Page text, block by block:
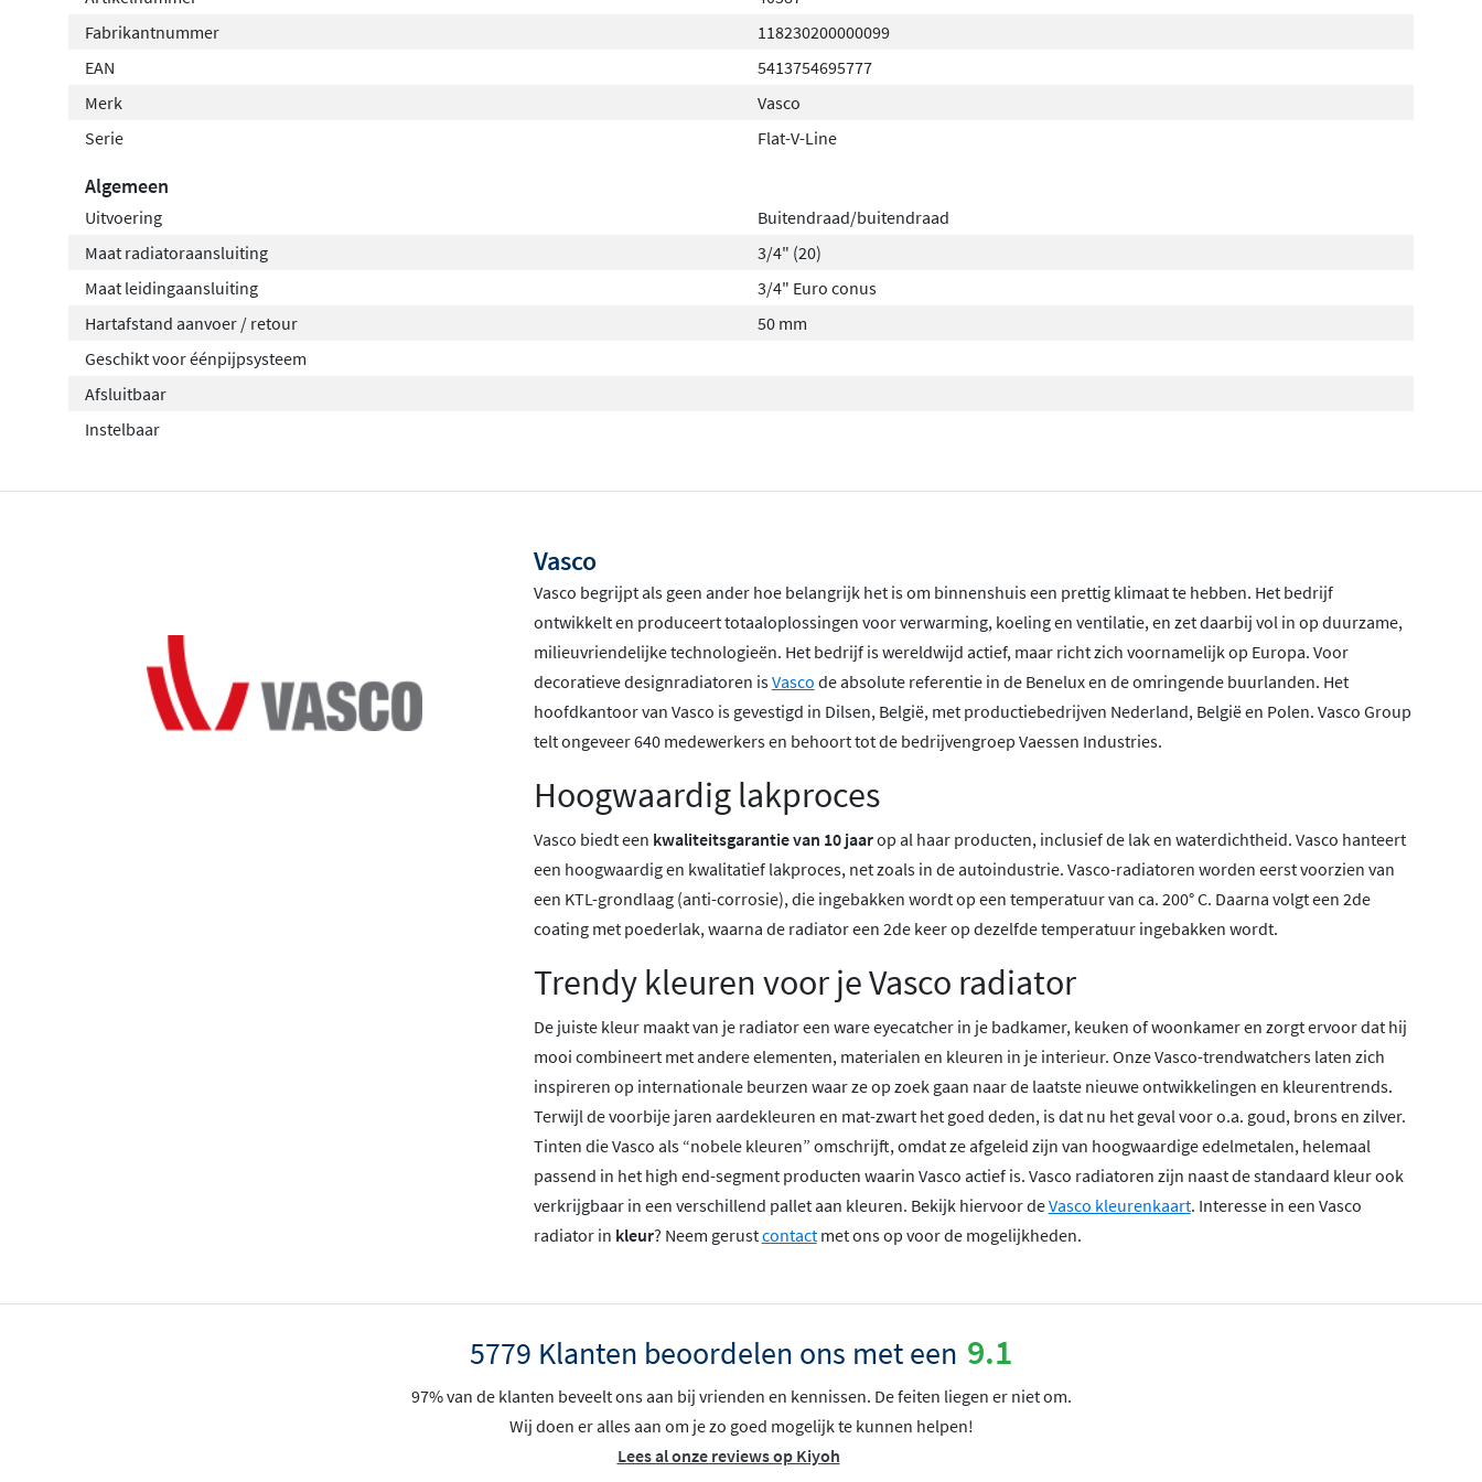
Fabrikantnummer
118230200000099
EAN
5413754695777
Merk
Vasco
Serie
Flat-V-Line
Algemeen
Uitvoering
Buitendraad/buitendraad
Maat radiatoraansluiting
3/4" (20)
Maat leidingaansluiting
3/4" Euro conus
Hartafstand aanvoer / retour
50 mm
Geschikt voor éénpijpsysteem
Afsluitbaar
Instelbaar
Vasco
Vasco begrijpt als geen ander hoe belangrijk het is om binnenshuis een prettig klimaat te hebben. Het bedrijf
ontwikkelt en produceert totaaloplossingen voor verwarming, koeling en ventilatie, en zet daarbij vol in op duurzame,
milieuvriendelijke technologieën. Het bedrijf is wereldwijd actief, maar richt zich voornamelijk op Europa. Voor
decoratieve designradiatoren isVasco de absolute referentie in de Benelux en de omringende buurlanden. Het
hoofdkantoor van Vasco is gevestigd in Dilsen, België, met productiebedrijven Nederland, België en Polen. Vasco Group
telt ongeveer 640 medewerkers en behoort tot de bedrijvengroep Vaessen Industries.
Hoogwaardig lakproces
Vasco biedt een kwaliteitsgarantie van 10 jaarop al haar producten, inclusief de lak en waterdichtheid. Vasco hanteert
een hoogwaardig en kwalitatief lakproces, net zoals in de autoindustrie. Vasco-radiatoren worden eerst voorzien van
een KTL-grondlaag (anti-corrosie), die ingebakken wordt op een temperatuur van ca. 200° C. Daarna volgt een 2de
coating met poederlak, waarna de radiator een 2de keer op dezelfde temperatuur ingebakken wordt.
Trendy kleuren voor je Vasco radiator
De juiste kleur maakt van je radiator een ware eyecatcher in je badkamer, keuken of woonkamer en zorgt ervoor dat hij
mooi combineert met andere elementen, materialen en kleuren in je interieur. Onze Vasco-trendwatchers laten zich
inspireren op internationale beurzen waar ze op zoek gaan naar de laatste nieuwe ontwikkelingen en kleurentrends.
Terwijl de voorbije jaren aardekleuren en mat-zwart het goed deden, is dat nu het geval voor o.a. goud, brons en zilver.
Tinten die Vasco als “nobele kleuren” omschrijft, omdat ze afgeleid zijn van hoogwaardige edelmetalen, helemaal
passend in het high end-segment producten waarin Vasco actief is. Vasco radiatoren zijn naast de standaard kleur ook
verkrijgbaar in een verschillend pallet aan kleuren. Bekijk hiervoor deVasco kleurenkaart. Interesse in een Vasco
radiator in kleur? Neem gerustcontactmet ons op voor de mogelijkheden.
5779 Klanten beoordelen ons met een 9.1
97% van de klanten beveelt ons aan bij vrienden en kennissen. De feiten liegen er niet om.
Wij doen er alles aan om je zo goed mogelijk te kunnen helpen!
Lees al onze reviews op Kiyoh